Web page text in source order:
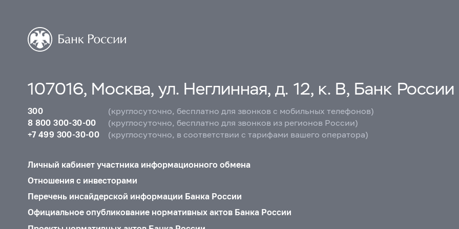
107016, Москва, ул. Неглинная, д. 12, к. В, Банк России
300
(круглосуточно, бесплатно для звонков с мобильных телефонов)
8 800 300-30-00
(круглосуточно, бесплатно для звонков из регионов России)
+7 499 300-30-00
(круглосуточно, в соответствии с тарифами вашего оператора)
Личный кабинет участника информационного обмена
Отношения с инвесторами
Перечень инсайдерской информации Банка России
Официальное опубликование нормативных актов Банка России